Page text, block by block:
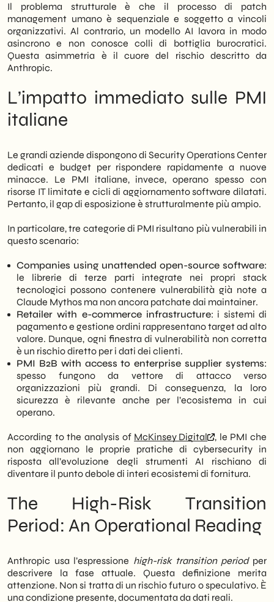
Il problema strutturale è che il processo di patch
management umano è sequenziale e soggetto a vincoli
organizzativi. Al contrario, un modello AI lavora in modo
asincrono e non conosce colli di bottiglia burocratici.
Questa asimmetria è il cuore del rischio descritto da
Anthropic.
L’impatto immediato sulle PMI
italiane
Le grandi aziende dispongono di Security Operations Center
dedicati e budget per rispondere rapidamente a nuove
minacce. Le PMI italiane, invece, operano spesso con
risorse IT limitate e cicli di aggiornamento software dilatati.
Pertanto, il gap di esposizione è strutturalmente più ampio.
In particolare, tre categorie di PMI risultano più vulnerabili in
questo scenario:
Companies using unattended open-source software:
le librerie di terze parti integrate nei propri stack
tecnologici possono contenere vulnerabilità già note a
Claude Mythos ma non ancora patchate dai maintainer.
Retailer with e-commerce infrastructure: i sistemi di
pagamento e gestione ordini rappresentano target ad alto
valore. Dunque, ogni finestra di vulnerabilità non corretta
è un rischio diretto per i dati dei clienti.
PMI B2B with access to enterprise supplier systems:
spesso fungono da vettore di attacco verso
organizzazioni più grandi. Di conseguenza, la loro
sicurezza è rilevante anche per l’ecosistema in cui
operano.
According to the analysis of McKinsey Digital
, le PMI che
non aggiornano le proprie pratiche di cybersecurity in
risposta all’evoluzione degli strumenti AI rischiano di
diventare il punto debole di interi ecosistemi di fornitura.
The High-Risk Transition
Period: An Operational Reading
Anthropic usa l’espressione high-risk transition periodper
descrivere la fase attuale. Questa definizione merita
attenzione. Non si tratta di un rischio futuro o speculativo. È
una condizione presente, documentata da dati reali.